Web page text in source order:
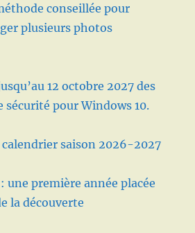
conseillée pour
plusieurs photos
12 octobre 2027 des
sécurité pour Windows 10.
calendrier saison 2026-2027
une première année placée
la découverte